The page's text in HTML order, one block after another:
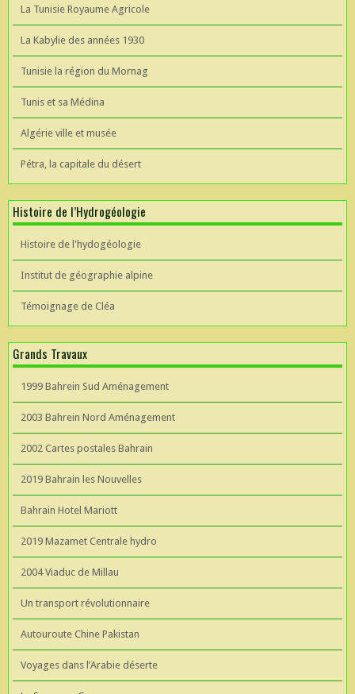
La Tunisie Royaume Agricole
La Kabylie des années 1930
Tunisie la région du Mornag
Tunis et sa Médina
Algérie ville et musée
Pétra, la capitale du désert
Histoire de l’Hydrogéologie
Histoire de l'hydogéologie
Institut de géographie alpine
Témoignage de Cléa
Grands Travaux
1999 Bahrein Sud Aménagement
2003 Bahrein Nord Aménagement
2002 Cartes postales Bahrain
2019 Bahrain les Nouvelles
Bahrain Hotel Mariott
2019 Mazamet Centrale hydro
2004 Viaduc de Millau
Un transport révolutionnaire
Autouroute Chine Pakistan
Voyages dans l’Arabie déserte